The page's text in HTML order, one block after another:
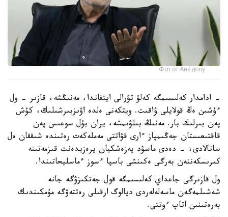
Фото: Анадолу
- ادامدار كەلىسىمگە كەلۋ تۋرالى ايتقاندا، مەنىڭشە، قازىر - ول
ءۇشىن ەڭ قولايلى ۋاقىت. ويتكەنى ەلدە اۋىزبىرشىلىك، كۇش
پەن بىرلىك بار. مەنىڭ بىلۋىمشە، يران بۇل سوعىس پەن
قاقتىعىستان جەڭىمپاز ءارى قۋاتتى مەملەكەت رەتىندە شىققان ەل
سانالادى، - دەدى ماسۋد پەزەشكيان پرەزيدەنت قىزمەتىنە
كىرىسكەننەن بەرگى ەكىنشى باسپا ءسوز ءماسليحاتىندا.
ول قازىرگى جاعداي كەلىسىمگە قول جەتكىزۋگە جانە
شەشىلمەگەن ماسەلەلەردى ديالوگ ارقىلى رەتتەۋگە مۇمكىندىك
بەرەتىنىن اتاپ ءوتتى.